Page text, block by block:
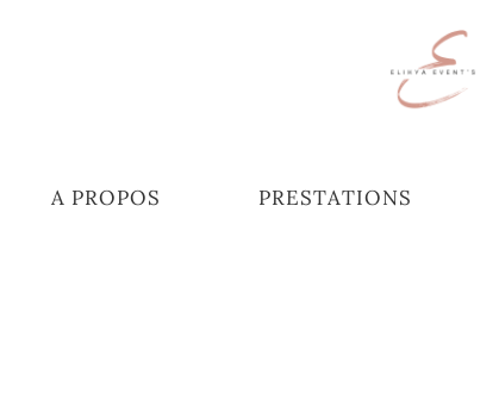
A PROPOS PRESTATIONS